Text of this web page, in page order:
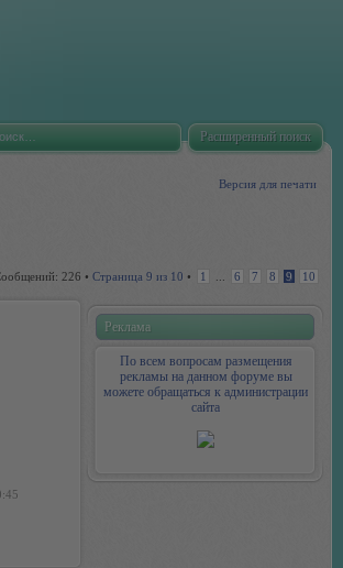
Расширенный поиск
Версия для печати
226 • Страница 9 из 10 • 1 6 7 8 9 10
Реклама
По всем вопросам размещения
рекламы на данном форуме вы
можете обращаться к администрации
сайта